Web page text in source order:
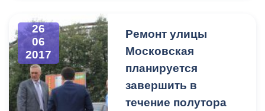
председательством главы
АМС Бориса
распределении финансов
и деятельность
балансовой комиссии,
26
06
2017
Ремонт улицы
Московская
планируется
завершить в
течение полутора